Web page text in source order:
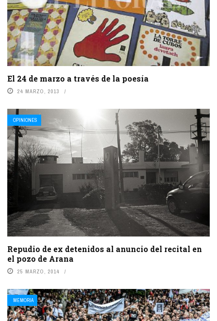
El 24 de marzo a través de la poesía
24 MARZO, 2013
OPINIONES
Repudio de ex detenidos al anuncio del recital en
el pozo de Arana
25 MARZO, 2014
MEMORIA